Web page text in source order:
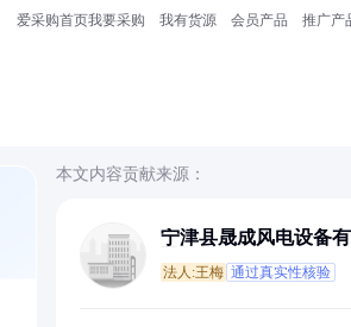
爱采购首页我要采购 我有货源 会员产品 推广产
本文内容贡献来源：
宁津县晟成风电设备
法人:王梅 通过真实性核验